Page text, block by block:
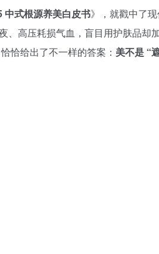
中式根源养美白皮书》，就戳中了
、高压耗损气血，盲目用护肤品却
恰给出了不一样的答案： 美不是 “